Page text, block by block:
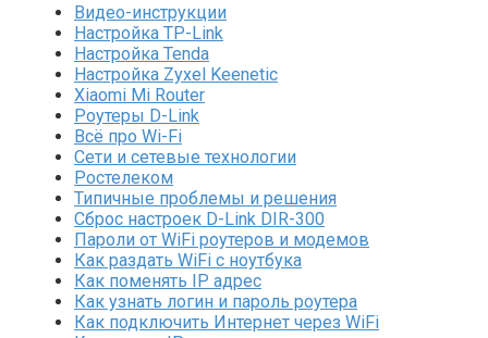
Видео-инструкции
Настройка TP-Link
Настройка Tenda
Настройка Zyxel Keenetic
Xiaomi Mi Router
Роутеры D-Link
Всё про Wi-Fi
Сети и сетевые технологии
Ростелеком
Типичные проблемы и решения
Сброс настроек D-Link DIR-300
Пароли от WiFi роутеров и модемов
Как раздать WiFi с ноутбука
Как поменять IP адрес
Как узнать логин и пароль роутера
Как подключить Интернет через WiFi